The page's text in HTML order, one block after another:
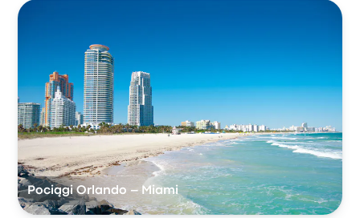
Pociągi Orlando – Miami